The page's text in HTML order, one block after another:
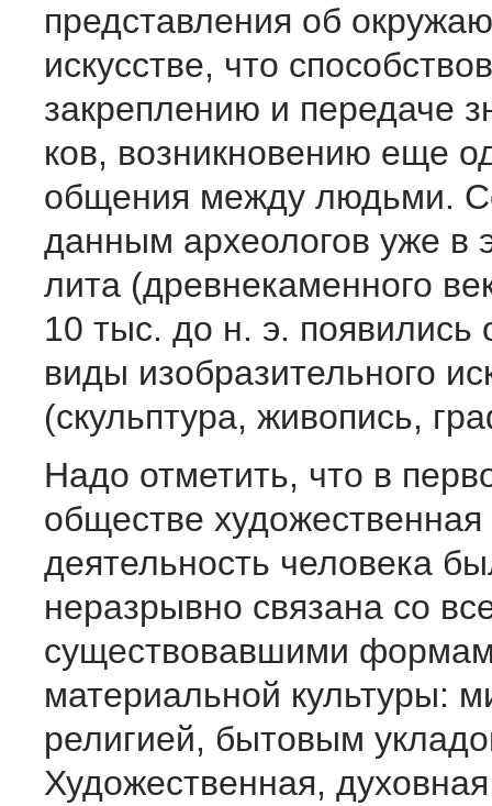
представления об
искусстве, что
закреплению и передаче
ков, возникновению еще
общения между людьми.
данным археологов уже в
лита (древнекаменного
10 тыс. до н. э. по­явились
виды изобразительного
(скульптура, живопись,
Надо отметить, что в
обществе художест­венная
деятельность человека
неразрывно связана со
существовавшими
материаль­ной культуры:
религией, бытовым
Художественная, духовная